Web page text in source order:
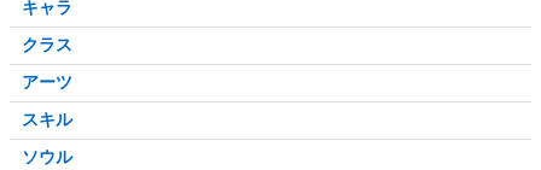
キャラ
クラス
アーツ
スキル
ソウル